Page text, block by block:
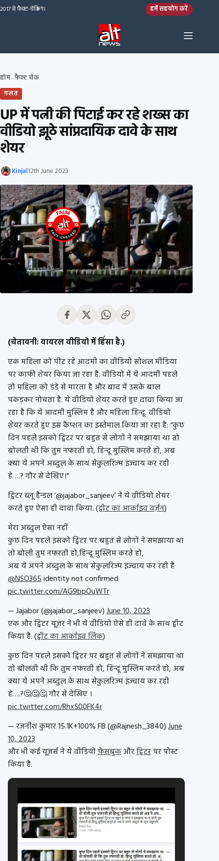
Skip to content
2017 से फ़ैक्ट-चेकिंग। हमें सहयोग करें
होम› फ़ैक्ट चेक
ग़लत
UP में पत्नी की पिटाई कर रहे शख्स का
वीडियो झूठे सांप्रदायिक दावे के साथ
शेयर
Kinjal12th June 2023
(चेतावनी: वायरल वीडियो में हिंसा है.)
एक महिला को पीट रहे आदमी का वीडियो सोशल मीडिया
पर काफी शेयर किया जा रहा है. वीडियो में ये आदमी पहले
तो महिला को डंडे से मारता है और बाद में उसके बाल
पकड़कर नोचता है. ये वीडियो शेयर करते हुए दावा किया जा
रहा है कि ये आदमी मुस्लिम है और महिला हिन्दू. वीडियो
शेयर करते हुए इस कैप्शन का इस्तेमाल किया जा रहा है: “कुछ
दिन पहले इसको ट्विटर पर बहुत से लोगों ने समझाया था तो
बोलती थी कि तुम नफरती हो, हिन्दू मुस्लिम करते हो, अब
क्या ये अपने अब्दुल के साथ सेकुलरिज्म इंज्वाय कर रही
हे….? गौर से देखिए।”
ट्विटर ब्लू हैन्डल ‘@jajabor_sanjeev’ ने ये वीडियो शेयर
करते हुए ऐसा ही दावा किया. (ट्वीट का आर्काइव वर्ज़न)
मेरा अब्दुल ऐसा नहीं
कुछ दिन पहले इसको ट्विटर पर बहुत से लोगों ने समझाया था
तो बोली तुम नफरती हो,हिन्दू मुस्लिम करते हो,
अब ये अपने अब्दुल के साथ सेकुलरिज्म इंज्वाय कर रही है
@NSO365identity not confirmed
pic.twitter.com/AG9bpOuWTr
— Jajabor (@jajabor_sanjeev)June 10, 2023
एक और ट्विटर यूज़र ने भी ये वीडियो ऐसे ही दावे के साथ ट्वीट
किया है. (ट्वीट का आर्काइव लिंक)
कुछ दिन पहले इसको ट्विटर पर बहुत से लोगों ने समझाया था
तो बोलती थी कि तुम नफरती हो, हिन्दू मुस्लिम करते हो, अब
क्या ये अपने अब्दुल के साथ सेकुलरिज्म इंज्वाय कर रही
हे….?🤔🤔🤔 गौर से देखिए ।
pic.twitter.com/RhxS00FK4r
— रजनीश कुमार 15.1K+100% FB (@Rajnesh_3840)June
10, 2023
और भी कई यूज़र्स ने ये वीडियोफ़ेसबुकऔरट्विटरपर पोस्ट
किया है.